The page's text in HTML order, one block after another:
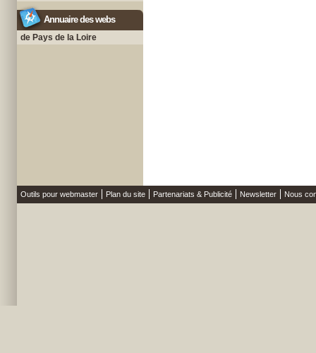
Annuaire des webs
de Pays de la Loire
Outils pour webmaster Plan du site Partenariats & Publicité Newsletter Nous